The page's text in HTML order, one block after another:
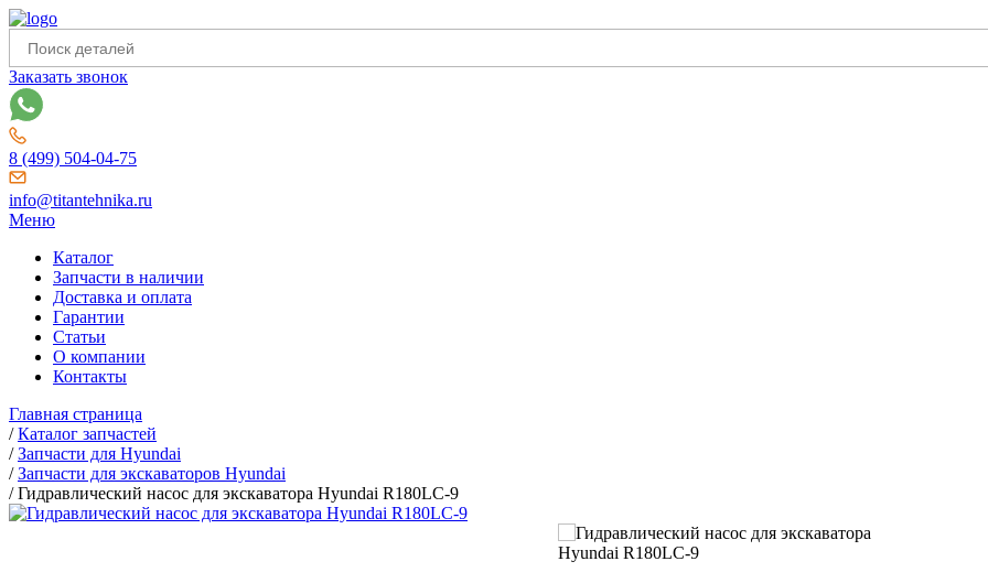
Заказать звонок
8 (499) 504-04-75
info@titantehnika.ru
Меню
Каталог
Запчасти в наличии
Доставка и оплата
Гарантии
Статьи
О компании
Контакты
Главная страница
/Каталог запчастей
/Запчасти для Hyundai
/Запчасти для экскаваторов Hyundai
/Гидравлический насос для экскаватора Hyundai R180LC-9